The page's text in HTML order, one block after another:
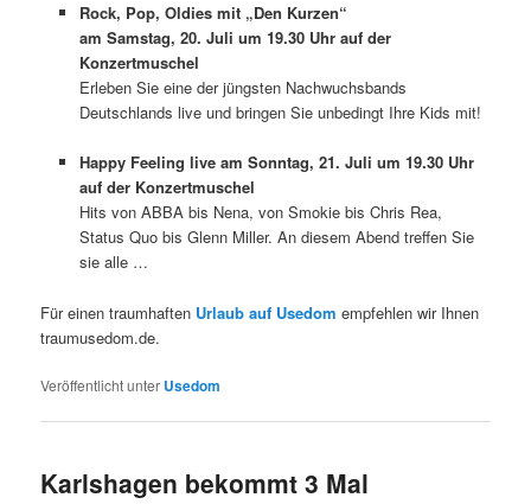
Rock, Pop, Oldies mit „Den Kurzen“
am Samstag, 20. Juli um 19.30 Uhr auf der
Konzertmuschel
Erleben Sie eine der jüngsten Nachwuchsbands
Deutschlands live und bringen Sie unbedingt Ihre Kids mit!
Happy Feeling live am Sonntag, 21. Juli um 19.30 Uhr
auf der Konzertmuschel
Hits von ABBA bis Nena, von Smokie bis Chris Rea,
Status Quo bis Glenn Miller. An diesem Abend treffen Sie
sie alle …
Für einen traumhaften Urlaub auf Usedom empfehlen wir Ihnen
traumusedom.de.
Veröffentlicht unter Usedom
Karlshagen bekommt 3 Mal